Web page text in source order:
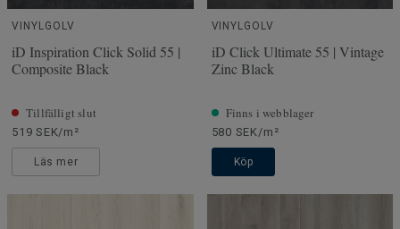
VINYLGOLV
iD Inspiration Click Solid 55 |
Composite Black
Tillfälligt slut
519 SEK/m²
Läs mer
VINYLGOLV
iD Click Ultimate 55 | Vintage
Zinc Black
Finns i webblager
580 SEK/m²
Köp